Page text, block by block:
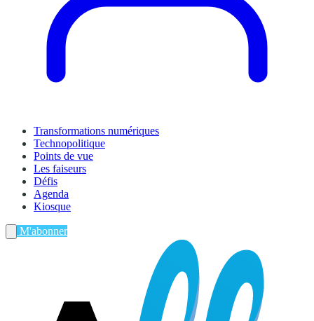
Transformations numériques
Technopolitique
Points de vue
Les faiseurs
Défis
Agenda
Kiosque
M'abonner